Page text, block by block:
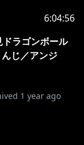
6:04:56
ドラゴンボール
じ／アンジ
1 year ago